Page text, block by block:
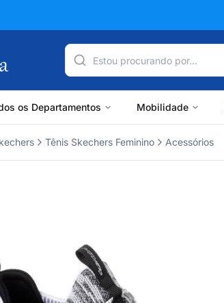
os Departamentos Mobilidade
Tênis Skechers Feminino Acessórios